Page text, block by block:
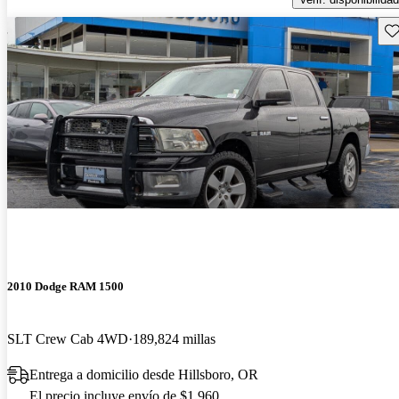
2010 Dodge RAM 1500
SLT Crew Cab 4WD 189,824 millas
Entrega a domicilio desde Hillsboro, OR